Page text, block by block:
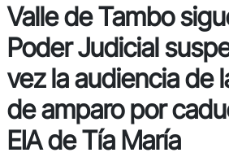
Valle de Tambo
Poder Judicial
vez la audiencia de
de amparo por
EIA de Tía María